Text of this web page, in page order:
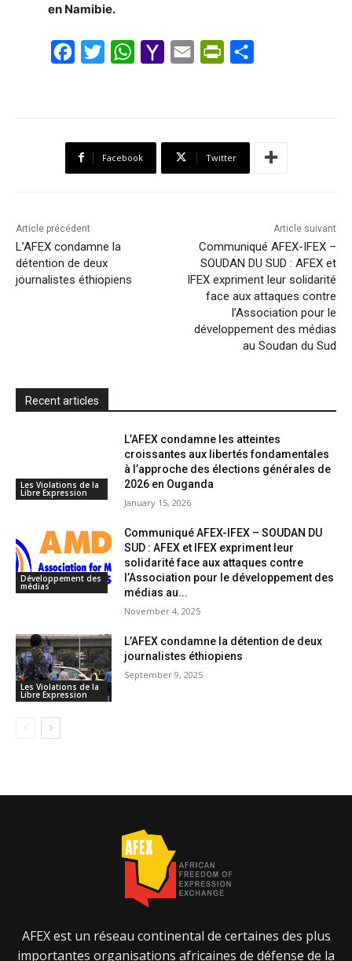
en Namibie.
b
t
s
o
l
t
n
d
y
Facebook Twitter
Article précédent
L’AFEX condamne la
détention de deux
journalistes éthiopiens
Article suivant
Communiqué AFEX-IFEX –
SOUDAN DU SUD : AFEX et
IFEX expriment leur solidarité
face aux attaques contre
l’Association pour le
développement des médias
au Soudan du Sud
Recent articles
Les Violations de la
Libre Expression
L’AFEX condamne les atteintes
croissantes aux libertés fondamentales
à l’approche des élections générales de
2026 en Ouganda
January 15, 2026
Développement des
médias
Communiqué AFEX-IFEX – SOUDAN DU
SUD : AFEX et IFEX expriment leur
solidarité face aux attaques contre
l’Association pour le développement des
médias au...
November 4, 2025
Les Violations de la
Libre Expression
L’AFEX condamne la détention de deux
journalistes éthiopiens
September 9, 2025
AFEX est un réseau continental de certaines des plus
importantes organisations africaines de défense de la